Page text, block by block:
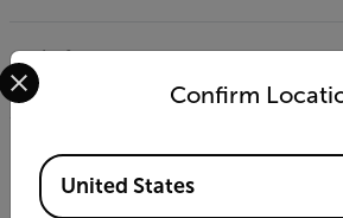
Bildfrequenz
Bildfrequenz
30 Hz
Confirm
Select your preferred country and
Available Locations
United States